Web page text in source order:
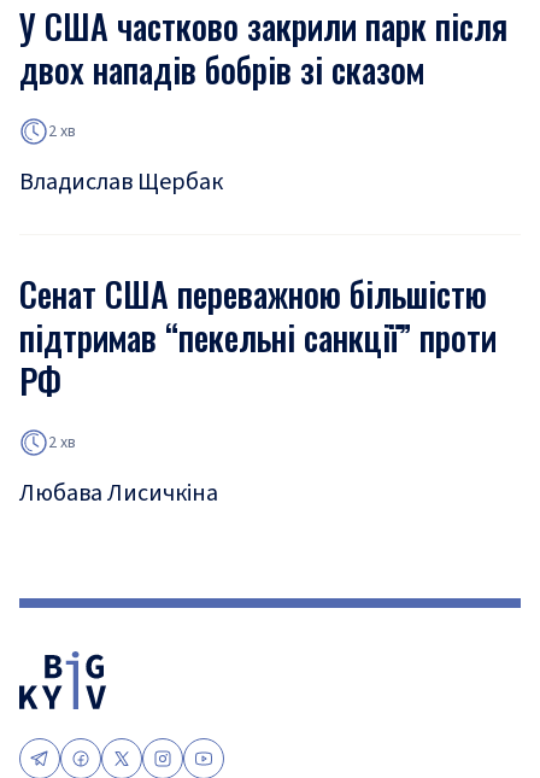
У США частково закрили парк після
двох нападів бобрів зі сказом
2 хв
Владислав Щербак
Сенат США переважною більшістю
підтримав “пекельні санкції” проти
РФ
2 хв
Любава Лисичкіна